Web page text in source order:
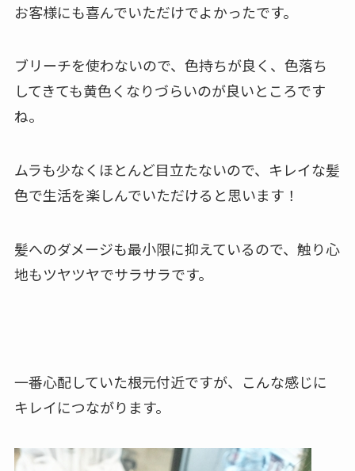
お客様にも喜んでいただけでよかったです。
ブリーチを使わないので、色持ちが良く、色落ち
してきても黄色くなりづらいのが良いところです
ね。
ムラも少なくほとんど目立たないので、キレイな髪
色で生活を楽しんでいただけると思います！
髪へのダメージも最小限に抑えているので、触り心
地もツヤツヤでサラサラです。
一番心配していた根元付近ですが、こんな感じに
キレイにつながります。